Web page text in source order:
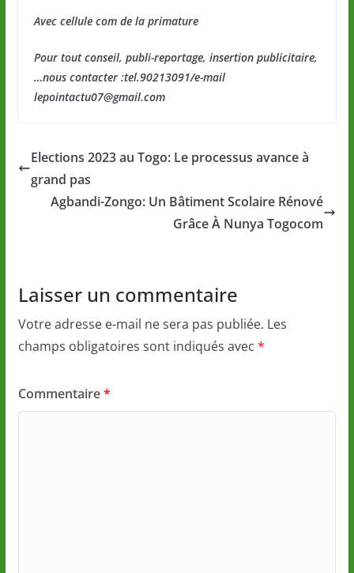
Avec cellule com de la primature
Pour tout conseil, publi-reportage, insertion publicitaire,
…nous contacter :tel.90213091/e-mail
lepointactu07@gmail.com
Elections 2023 au Togo: Le processus avance à
grand pas
Agbandi-Zongo: Un Bâtiment Scolaire Rénové
Grâce À Nunya Togocom
Laisser un commentaire
Votre adresse e-mail ne sera pas publiée. Les
champs obligatoires sont indiqués avec *
Commentaire*